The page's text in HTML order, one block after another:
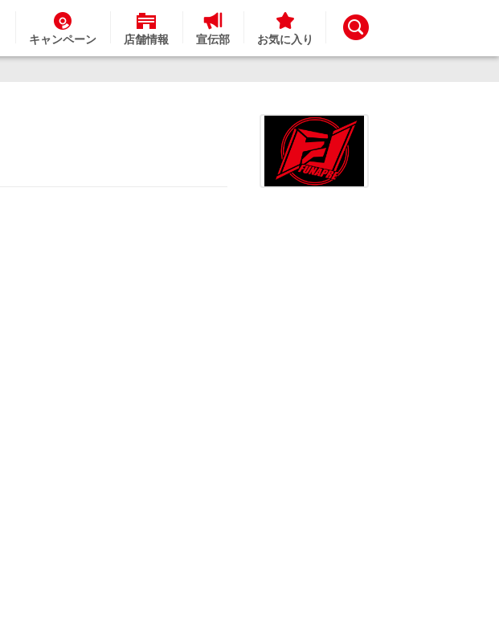
キャンペーン 店舗情報 宣伝部 お気に入り